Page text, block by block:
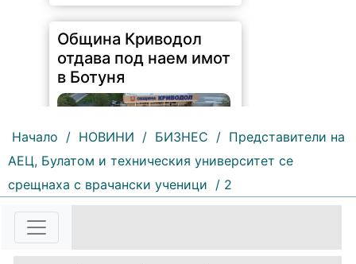
Община Криводол
отдава под наем имот
в Ботуня
132 | 2026-08-07 11:30:54
ВРАЦА 3060 гр. Криводол, ул.
„Освобождение” № 13, тел.
Начало / НОВИНИ / БИЗНЕС / Представители на
АЕЦ, Булатом и техническия университет се
срещнаха с врачански ученици / 2